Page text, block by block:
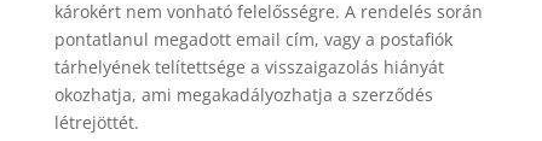
károkért nem vonható felelősségre. A rendelés során
pontatlanul megadott email cím, vagy a postafiók
tárhelyének telítettsége a visszaigazolás hiányát
okozhatja, ami megakadályozhatja a szerződés
létrejöttét.